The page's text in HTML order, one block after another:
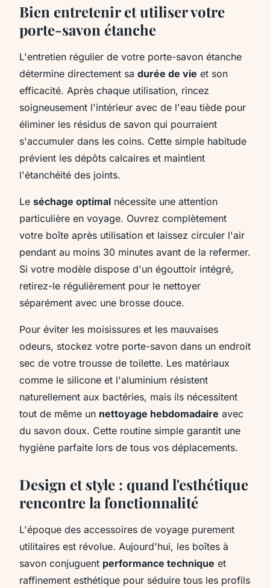
Bien entretenir et utiliser votre
porte-savon étanche
L'entretien régulier de votre porte-savon étanche
détermine directement sa durée de vie et son
efficacité. Après chaque utilisation, rincez
soigneusement l'intérieur avec de l'eau tiède pour
éliminer les résidus de savon qui pourraient
s'accumuler dans les coins. Cette simple habitude
prévient les dépôts calcaires et maintient
l'étanchéité des joints.
Le séchage optimal nécessite une attention
particulière en voyage. Ouvrez complètement
votre boîte après utilisation et laissez circuler l'air
pendant au moins 30 minutes avant de la refermer.
Si votre modèle dispose d'un égouttoir intégré,
retirez-le régulièrement pour le nettoyer
séparément avec une brosse douce.
Pour éviter les moisissures et les mauvaises
odeurs, stockez votre porte-savon dans un endroit
sec de votre trousse de toilette. Les matériaux
comme le silicone et l'aluminium résistent
naturellement aux bactéries, mais ils nécessitent
tout de même un nettoyage hebdomadaire avec
du savon doux. Cette routine simple garantit une
hygiène parfaite lors de tous vos déplacements.
Design et style : quand l'esthétique
rencontre la fonctionnalité
L'époque des accessoires de voyage purement
utilitaires est révolue. Aujourd'hui, les boîtes à
savon conjuguent performance technique et
raffinement esthétique pour séduire tous les profils